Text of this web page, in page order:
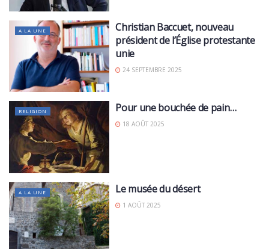
A LA UNE
Christian Baccuet, nouveau
président de l’Église protestante
unie
24 SEPTEMBRE 2025
RELIGION Pour une bouchée de pain…
18 AOÛT 2025
A LA UNE Le musée du désert
1 AOÛT 2025